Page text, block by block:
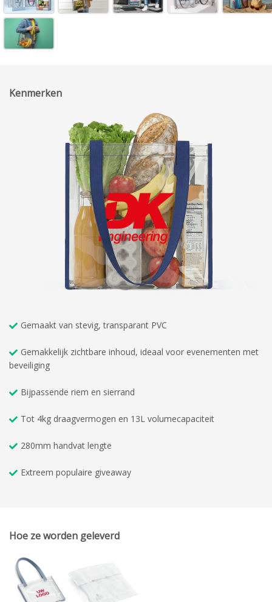
Kenmerken
Gemaakt van stevig, transparant PVC
Gemakkelijk zichtbare inhoud, ideaal voor evenementen met
beveiliging
Bijpassende riem en sierrand
Tot 4kg draagvermogen en 13L volumecapaciteit
280mm handvat lengte
Extreem populaire giveaway
Hoe ze worden geleverd